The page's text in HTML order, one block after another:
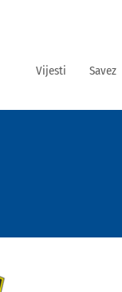
Vijesti Savez